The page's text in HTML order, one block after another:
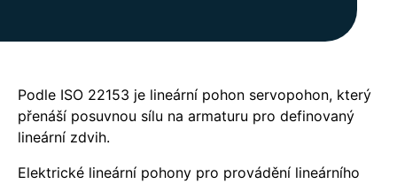
Podle ISO 22153 je lineární pohon servopohon, který
přenáší posuvnou sílu na armaturu pro definovaný
lineární zdvih.
Elektrické lineární pohony pro provádění lineárního